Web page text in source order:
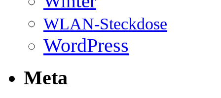
WLAN-Steckdose
WordPress
Meta